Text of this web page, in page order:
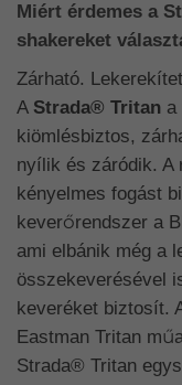
Miért érdemes a
shakereket
Zárható.
A Strada® Tritan a
kiömlésbiztos,
nyílik és záródik. A
kényelmes fogást
keverőrendszer a
ami elbánik még a
összekeverésével
keveréket biztosít.
Eastman Tritan
Strada® Tritan